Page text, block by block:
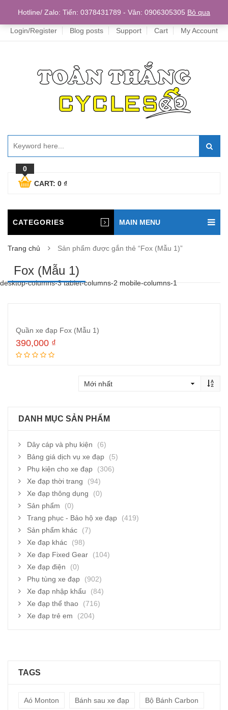
Home
Login/Register Blog posts Support Cart My Account
0
CART: 0 ₫
CATEGORIES MAIN MENU
Trang chủ Sản phẩm được gắn thẻ “Fox (Mẫu 1)”
Fox (Mẫu 1)
desktop-columns-3 tablet-columns-2 mobile-columns-1
Quần xe đạp Fox (Mẫu 1)
390,000 ₫
DANH MỤC SẢN PHẨM
Dây cáp và phụ kiện
(6)
Bảng giá dịch vụ xe đạp
(5)
Phụ kiện cho xe đạp
(306)
Xe đạp thời trang
(94)
Xe đạp thông dụng
(0)
Sản phẩm
(0)
Trang phục - Bảo hộ xe đạp
(419)
Sản phẩm khác
(7)
Xe đạp khác
(98)
Xe đạp Fixed Gear
(104)
Xe đạp điện
(0)
Phụ tùng xe đạp
(902)
Xe đạp nhập khẩu
(84)
Xe đạp thể thao
(716)
Xe đạp trẻ em
(204)
TAGS
Aó Monton Bánh sau xe đạp Bộ Bánh Carbon
Hotline/ Zalo: Tiến: 0378431789 - Vân: 0906305305 Bỏ qua